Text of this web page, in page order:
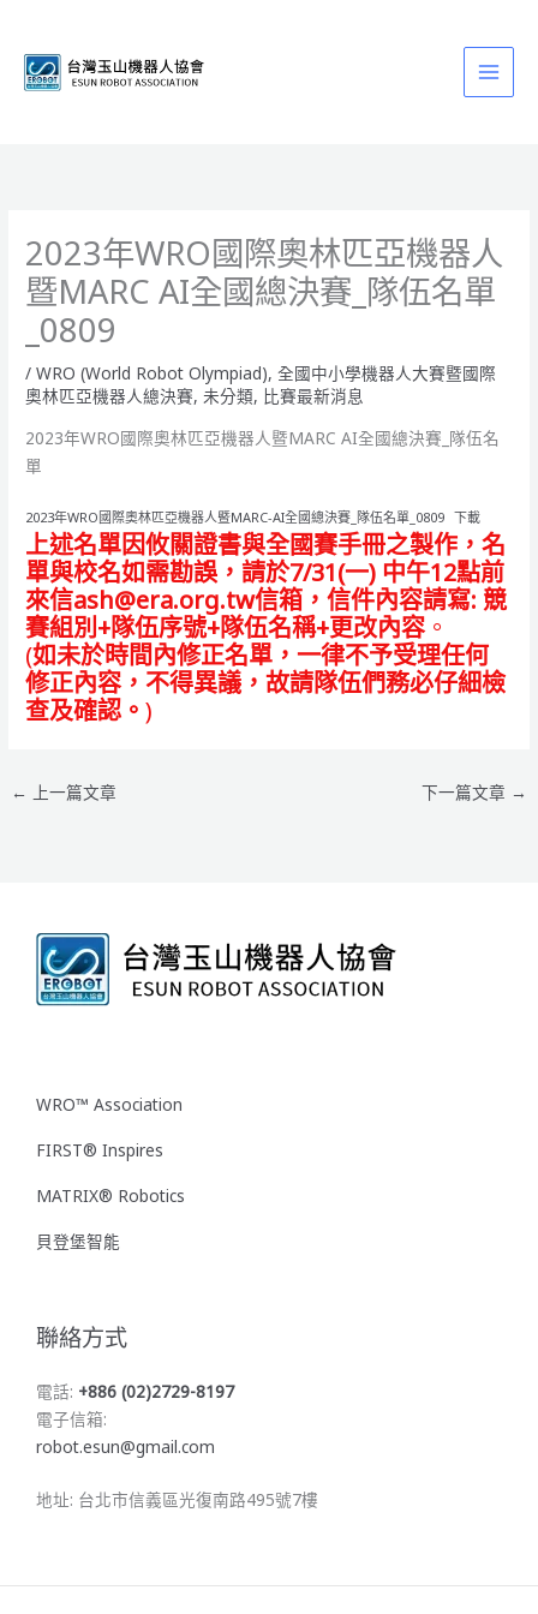
2023年WRO國際奧林匹亞機器人
暨MARC AI全國總決賽_隊伍名單
_0809
/WRO (World Robot Olympiad),全國中小學機器人大賽暨國際
奧林匹亞機器人總決賽,未分類, 比賽最新消息
2023年WRO國際奧林匹亞機器人暨MARC AI全國總決賽_隊伍名
單
2023年WRO國際奧林匹亞機器人暨MARC-AI全國總決賽_隊伍名單_0809 下載
上述名單因攸關證書與全國賽手冊之製作，名
單與校名如需勘誤，請於7/31(一) 中午12點前
來信ash@era.org.tw信箱，信件內容請寫: 競
賽組別+隊伍序號+隊伍名稱+更改內容。
(如未於時間內修正名單，一律不予受理任何
修正內容，不得異議，故請隊伍們務必仔細檢
查及確認。)
← 上一篇文章 下一篇文章 →
WRO™ Association
FIRST® Inspires
MATRIX® Robotics
貝登堡智能
聯絡方式
電話: +886 (02)2729-8197
電子信箱:
robot.esun@gmail.com
地址: 台北市信義區光復南路495號7樓